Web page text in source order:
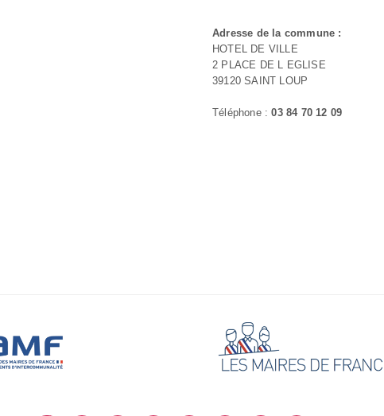
Adresse de la commune :
HOTEL DE VILLE
2 PLACE DE L EGLISE
39120 SAINT LOUP
Téléphone :03 84 70 12 09